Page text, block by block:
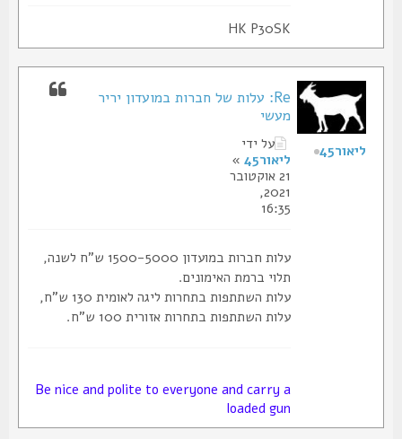
HK P30SK
Re: עלות של חברות במועדון יריר
מעשי
על ידי
ליאור45
»
21 אוקטובר
2021,
16:35
עלות חברות במועדון 1500-5000 ש"ח לשנה,
תלוי ברמת האימונים.
עלות השתתפות בתחרות ליגה לאומית 130 ש"ח,
עלות השתתפות בתחרות אזורית 100 ש"ח.
Be nice and polite to everyone and carry a
loaded gun
ליאור45